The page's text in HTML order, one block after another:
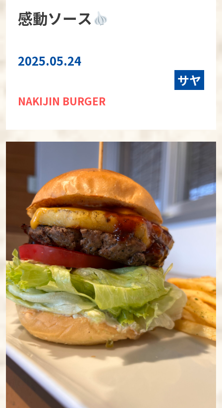
感動ソース
2025.05.24
サヤ
NAKIJIN BURGER